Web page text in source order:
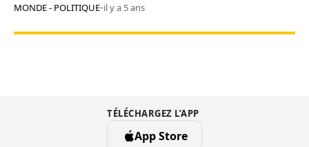
MONDE - POLITIQUE•il y a 5 ans
TÉLÉCHARGEZ L’APP
App Store